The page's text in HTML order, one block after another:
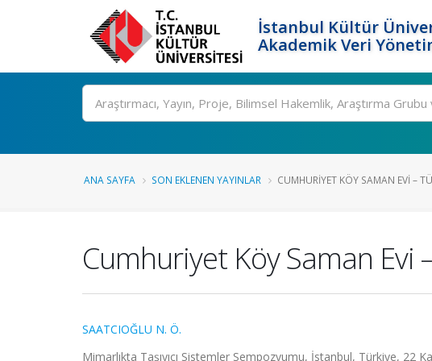
İstanbul Kültür
Akademik Veri
Ara
ANA SAYFA SON EKLENEN YAYINLAR CUMHURIYET KÖY SAMAN EVI –
Cumhuriyet Köy Saman Evi
SAATCIOĞLU N. Ö.
Mimarlıkta Taşıyıcı Sistemler Sempozyumu, İstanbul, Türkiye, 22